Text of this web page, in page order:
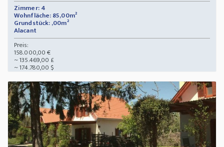
Zimmer: 4
Wohnfläche: 85,00m²
Grundstück: ,00m²
Alacant
Preis:
158.000,00 €
~ 135.469,00 £
~ 174.780,00 $